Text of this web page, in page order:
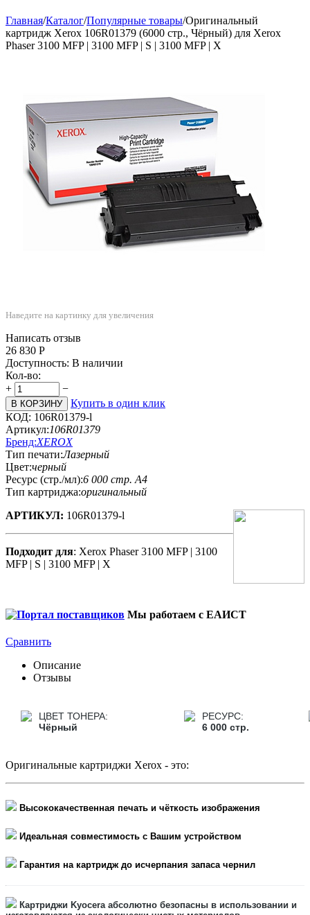
Главная/Каталог/Популярные товары/Оригинальный
картридж Xerox 106R01379 (6000 стр., Чёрный) для Xerox
Phaser 3100 MFP | 3100 MFP | S | 3100 MFP | X
Наведите на картинку для увеличения
Написать отзыв
26 830 Р
Доступность: В наличии
Кол-во:
+
−
В КОРЗИНУ
Купить в один клик
КОД: 106R01379-l
Артикул:106R01379
Бренд:XEROX
Тип печати:Лазерный
Цвет:черный
Ресурс (стр./мл):6 000 стр. А4
Тип картриджа:оригинальный
АРТИКУЛ: 106R01379-l
Подходит для: Xerox Phaser 3100 MFP | 3100
MFP | S | 3100 MFP | X
Мы работаем с ЕАИСТ
Сравнить
Описание
Отзывы
ЦВЕТ ТОНЕРА:
Чёрный
РЕСУРС:
6 000 стр.
Оригинальные картриджи Xerox - это:
Высококачественная печать и чёткость изображения
Идеальная совместимость с Вашим устройством
Гарантия на картридж до исчерпания запаса чернил
Картриджи Kyocera абсолютно безопасны в использовании и